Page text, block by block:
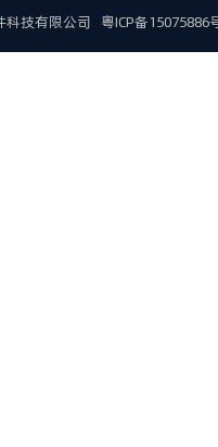
科技有限公司 粤ICP备15075886